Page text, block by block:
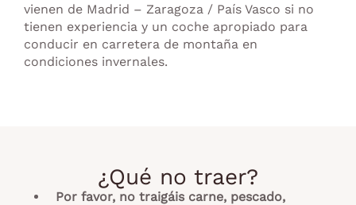
vienen de Madrid – Zaragoza / País Vasco si no
tienen experiencia y un coche apropiado para
conducir en carretera de montaña en
condiciones invernales.
¿Qué no traer?
Por favor, no traigáis carne, pescado,